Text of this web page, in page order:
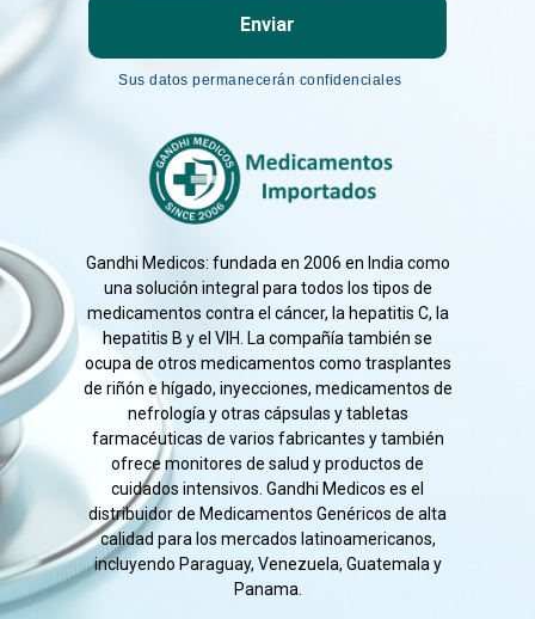
Enviar
Sus datos permanecerán confidenciales
Gandhi Medicos: fundada en 2006 en India como
una solución integral para todos los tipos de
medicamentos contra el cáncer, la hepatitis C, la
hepatitis B y el VIH. La compañía también se
ocupa de otros medicamentos como trasplantes
de riñón e hígado, inyecciones, medicamentos de
nefrología y otras cápsulas y tabletas
farmacéuticas de varios fabricantes y también
ofrece monitores de salud y productos de
cuidados intensivos. Gandhi Medicos es el
distribuidor de Medicamentos Genéricos de alta
calidad para los mercados latinoamericanos,
incluyendo Paraguay, Venezuela, Guatemala y
Panama.